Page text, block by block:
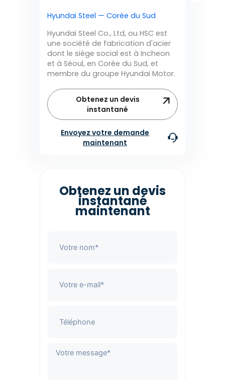
Hyundai Steel — Corée du Sud
Hyundai Steel Co., Ltd, ou HSC est
une société de fabrication d'acier
dont le siège social est à Incheon
et à Séoul, en Corée du Sud, et
membre du groupe Hyundai Motor.
Obtenez un devis
instantané
Envoyez votre demande
maintenant
Obtenez un devis
instantané
maintenant